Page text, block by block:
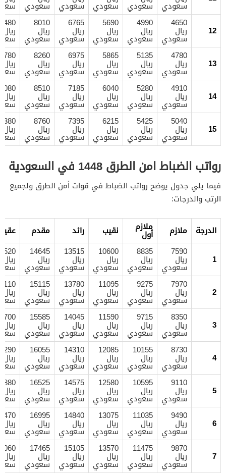
سعودي سعودي سعودي سعودي سعودي
12
4650
ريال
سعودي
4990
ريال
سعودي
5690
ريال
سعودي
6765
ريال
سعودي
8010
ريال
سعودي
9480
ريال
13
4780
ريال
سعودي
5135
ريال
سعودي
5865
ريال
سعودي
6975
ريال
سعودي
8260
ريال
سعودي
9780
ريال
14
4910
ريال
سعودي
5280
ريال
سعودي
6040
ريال
سعودي
7185
ريال
سعودي
8510
ريال
سعودي
ريال
15
5040
ريال
سعودي
5425
ريال
سعودي
6215
ريال
سعودي
7395
ريال
سعودي
8760
ريال
سعودي
ريال
رواتب الضباط امن الطرق 1448 في السعودية
فيما يلي جدول يوضح رواتب الضباط في قوات أمن الطرق ولجميع
الرتب والدرجات:
الدرجة ملازم ملازم
أول نقيب رائد مقدم عقيد
1
7590
ريال
سعودي
8835
ريال
سعودي
10600
ريال
سعودي
13515
ريال
سعودي
14645
ريال
سعودي
ريال
2
7970
ريال
سعودي
9275
ريال
سعودي
11095
ريال
سعودي
13780
ريال
سعودي
15115
ريال
سعودي
ريال
3
8350
ريال
سعودي
9715
ريال
سعودي
11590
ريال
سعودي
14045
ريال
سعودي
15585
ريال
سعودي
ريال
4
8730
ريال
سعودي
10155
ريال
سعودي
12085
ريال
سعودي
14310
ريال
سعودي
16055
ريال
سعودي
ريال
5
9110
ريال
سعودي
10595
ريال
سعودي
12580
ريال
سعودي
14575
ريال
سعودي
16525
ريال
سعودي
ريال
6
9490
ريال
سعودي
11035
ريال
سعودي
13075
ريال
سعودي
14840
ريال
سعودي
16995
ريال
سعودي
ريال
7
9870
ريال
سعودي
11475
ريال
سعودي
13570
ريال
سعودي
15105
ريال
سعودي
17465
ريال
سعودي
ريال